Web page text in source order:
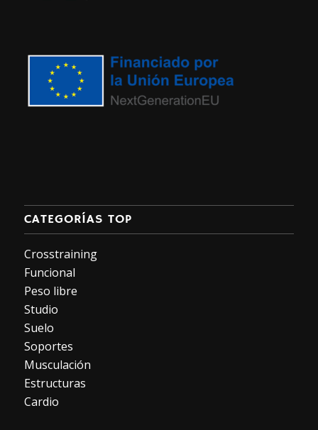
CATEGORÍAS TOP
Crosstraining
Funcional
Peso libre
Studio
Suelo
Soportes
Musculación
Estructuras
Cardio